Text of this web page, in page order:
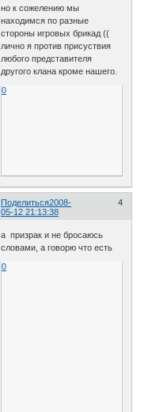
но к сожелению мы
находимся по разные
стороны игровых брикад ((
лично я против присуствия
любого представителя
другого клана кроме нашего.
0
Поделиться 4
2008-
05-12 21:13:38
а призрак и не бросаюсь
словами, а говорю что есть
0